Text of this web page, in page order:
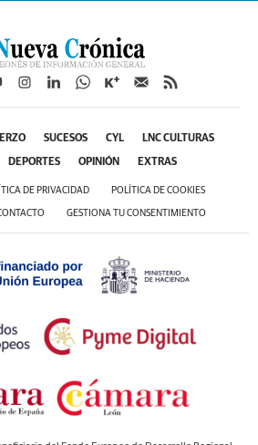
SUCESOS CYL LNC CULTURAS
DEPORTES OPINIÓN EXTRAS
DE PRIVACIDAD POLÍTICA DE COOKIES
GESTIONA TU CONSENTIMIENTO